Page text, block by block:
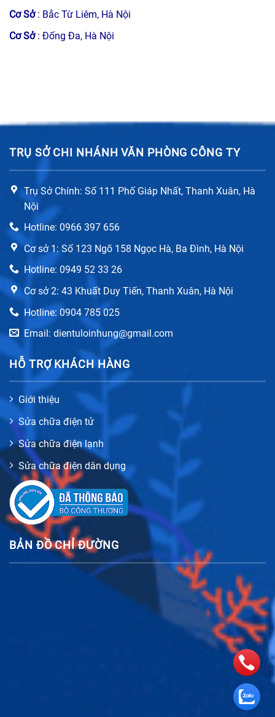
Cơ Sở : Bắc Từ Liêm, Hà Nội
Cơ Sở : Đống Đa, Hà Nội
TRỤ SỞ CHI NHÁNH VĂN PHÒNG CÔNG TY
Trụ Sở Chính: Số 111 Phố Giáp Nhất, Thanh Xuân, Hà
Nội
Hotline: 0966 397 656
Cơ sở 1: Số 123 Ngõ 158 Ngọc Hà, Ba Đình, Hà Nội
Hotline: 0949 52 33 26
Cơ sở 2: 43 Khuất Duy Tiến, Thanh Xuân, Hà Nội
Hotline: 0904 785 025
Email: dientuloinhung@gmail.com
HỖ TRỢ KHÁCH HÀNG
Giới thiệu
Sửa chữa điện tử
Sửa chữa điện lạnh
Sửa chữa điện dân dụng
BẢN ĐỒ CHỈ ĐƯỜNG